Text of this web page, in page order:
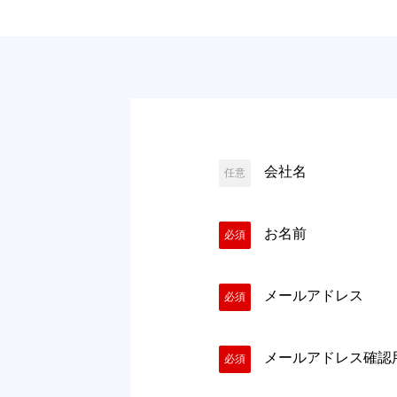
任意 会社名
必須 お名前
必須 メールアドレス
必須 メールアドレス確認